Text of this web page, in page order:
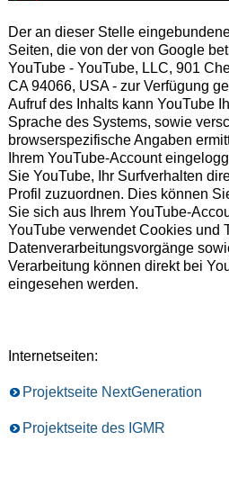
Der an dieser Stelle
Seiten, die von der von Google
YouTube - YouTube, LLC, 901
CA 94066, USA - zur Verfügung
Aufruf des Inhalts kann YouTube
Sprache des Systems, sowie
browserspezifische Angaben
Ihrem YouTube-Account
Sie YouTube, Ihr Surfverhalten
Profil zuzuordnen. Dies können
Sie sich aus Ihrem YouTube-
YouTube verwendet Cookies und
Datenverarbeitungsvorgänge
Verarbeitung können direkt bei
eingesehen werden.
Internetseiten:
Projektseite NextGeneration
Projektseite des IGMR